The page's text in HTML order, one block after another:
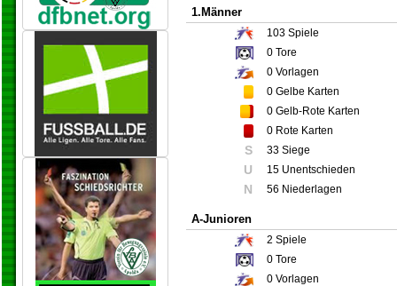
1.Männer
103 Spiele
0 Tore
0 Vorlagen
0 Gelbe Karten
0 Gelb-Rote Karten
0 Rote Karten
S 33 Siege
U 15 Unentschieden
N 56 Niederlagen
A-Junioren
2 Spiele
0 Tore
0 Vorlagen